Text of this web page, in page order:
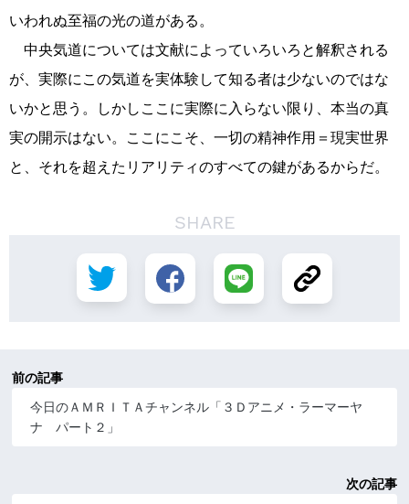
いわれぬ至福の光の道がある。
中央気道については文献によっていろいろと解釈される
が、実際にこの気道を実体験して知る者は少ないのではな
いかと思う。しかしここに実際に入らない限り、本当の真
実の開示はない。ここにこそ、一切の精神作用＝現実世界
と、それを超えたリアリティのすべての鍵があるからだ。
SHARE
前の記事
今日のＡＭＲＩＴＡチャンネル「３Ｄアニメ・ラーマーヤ
ナ パート２」
次の記事